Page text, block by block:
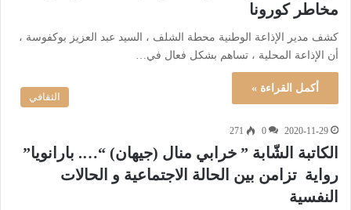
مخاطر كورونا
كشف مدير الإذاعة الوطنية محطة الشلف ، السيد عبد العزيز بوكفوسة ،
أن الإذاعة المحلية ، تساهم بشكل فعال في…
أكمل القراءة »
الثقافي
2020-11-29
0
271
الكاتبة الشّابة ” خرابي منال (جيهان) “…. بارانويا”
رواية تزامن بين الحالة الاجتماعية و الحالات
النفسية